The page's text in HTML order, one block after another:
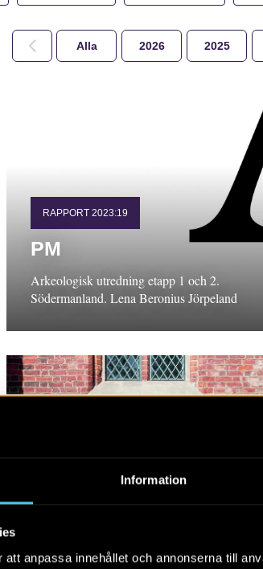
Information
anpassa innehållet och annonserna till
Alla 2026 2025
RAPPORT 2023:19
PM
Arkeologisk utredning etapp 1 och 2.
Södermanland. Lena Beronius Jörpeland
Kyrka på kyrka – Vårfru i
Skänninge
Rikard Hedvall